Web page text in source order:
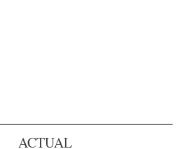
ACTUAL